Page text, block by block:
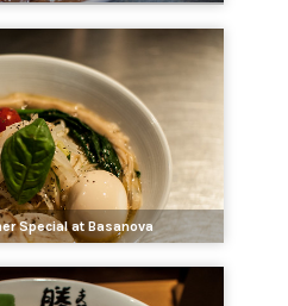
Special at Basanova